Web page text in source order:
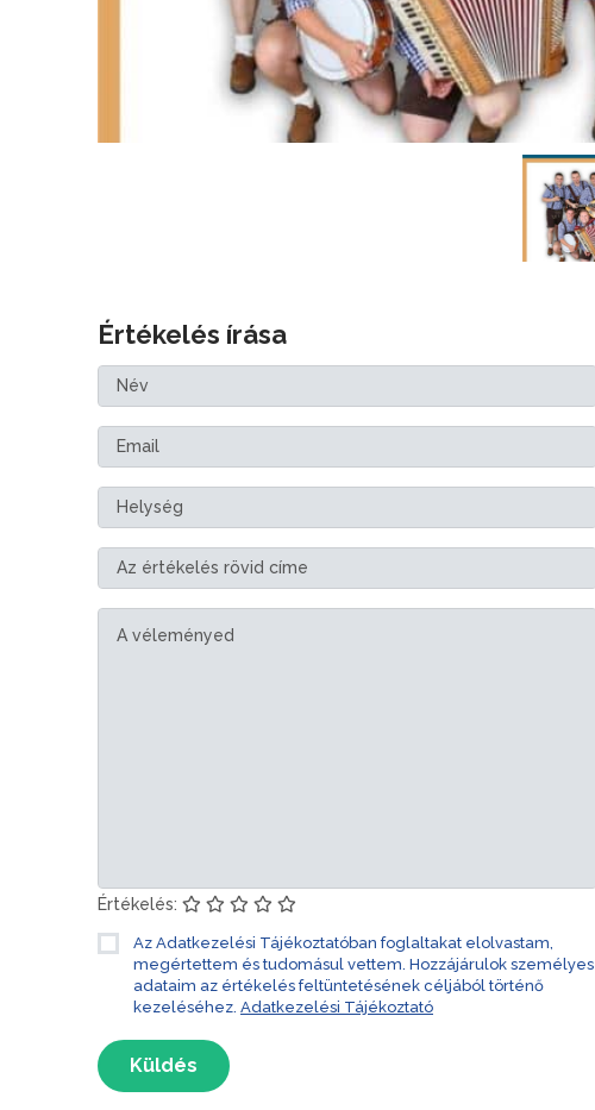
Értékelés írása
Értékelés:
Az Adatkezelési Tájékoztatóban foglaltakat elolvastam,
megértettem és tudomásul vettem. Hozzájárulok személyes
adataim az értékelés feltüntetésének céljából történő
kezeléséhez. Adatkezelési Tájékoztató
Küldés